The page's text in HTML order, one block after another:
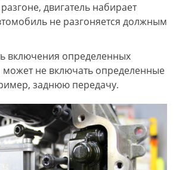
двигатель набирает
не разгоняется должным
включения определенных
не включать определенные
заднюю передачу.